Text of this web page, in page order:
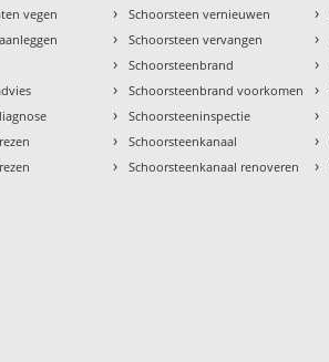
vegen › Schoorsteen vernieuwen
› Schoorsteen vervangen
› Schoorsteenbrand
› Schoorsteenbrand voorkomen
› Schoorsteeninspectie
› Schoorsteenkanaal
› Schoorsteenkanaal renoveren
›
›
›
›
›
›
›